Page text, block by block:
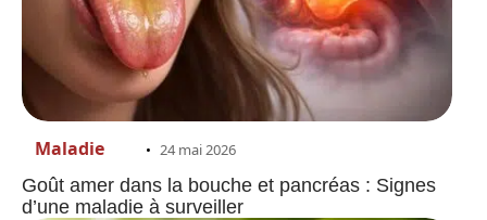
Maladie 24 mai 2026
Goût amer dans la bouche et pancréas : Signes
d’une maladie à surveiller